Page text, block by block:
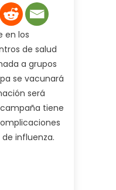
en los
de salud
a grupos
se vacunará
será
tiene
influenza.